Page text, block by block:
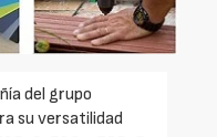
del grupo
su versatilidad